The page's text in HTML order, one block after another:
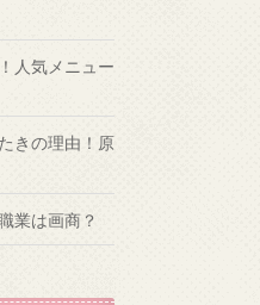
人気メニュー
きの理由！原
業は画商？